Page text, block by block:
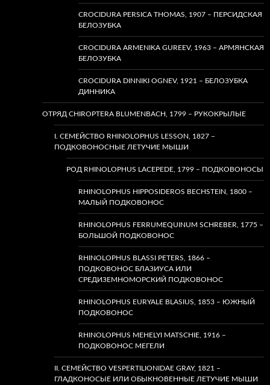
CROCIDURA PERSICA THOMAS, 1907 – ПЕРСИДСКАЯ
БЕЛОЗУБКА
CROCIDURA ARMENIKA GUREEV, 1963 – АРМЯНСКАЯ
БЕЛОЗУБКА
CROCIDURA DINNIKI OGNEV, 1921 – БЕЛОЗУБКА
ДИННИКА
ОТРЯД CHIROPTERA BLUMENBACH, 1799 – РУКОКРЫЛЫЕ
I. СЕМЕЙСТВО RHINOLOPHUS LESSON, 1827 –
ПОДКОВОНОСНЫЕ ЛЕТУЧИЕ МЫШИ
РОД RHINOLOPHUS LACEPEDE, 1799 – ПОДКОВОНОСЫ
RHINOLOPHUS HIPPOSIDEROS BECHSTEIN, 1800 –
МАЛЫЙ ПОДКОВОНОС
RHINOLOPHUS FERRUMEQUINUM SCHREBER, 1775 –
БОЛЬШОЙ ПОДКОВОНОС
RHINOLOPHUS BLASSI PETERS, 1866 –
ПОДКОВОНОС БЛАЗИУСА ИЛИ
СРЕДИЗЕМНОМОРСКИЙ ПОДКОВОНОС
RHINOLOPHUS EURYALE BLASIUS, 1853 – ЮЖНЫЙ
ПОДКОВОНОС
RHINOLOPHUS MEHELYI MATSCHIE, 1916 –
ПОДКОВОНОС МЕГЕЛИ
II. СЕМЕЙСТВО VESPERTILIONIDAE GRAY, 1821 –
ГЛАДКОНОСЫЕ ИЛИ ОБЫКНОВЕННЫЕ ЛЕТУЧИЕ МЫШИ